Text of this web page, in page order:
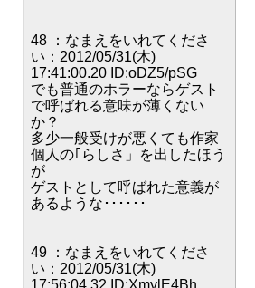
48 ：なまえをいれてくださ
い：2012/05/31(木)
17:41:00.20 ID:oDZ5/pSG
でも普通のホラーならゲスト
で呼ばれる意味が薄くない
か？
多少一般受けが悪くても作家
個人の｢らしさ」を出したほう
が
ゲストとして呼ばれた意義が
あるような･･････
49 ：なまえをいれてくださ
い：2012/05/31(木)
17:56:04.32 ID:XmylE4Bh